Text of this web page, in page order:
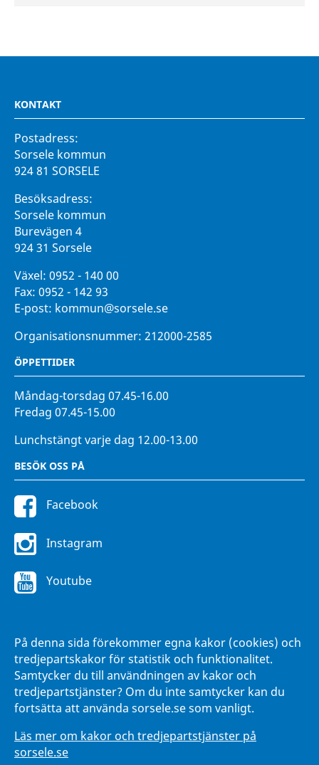
På denna sida förekommer egna kakor (cookies) och
tredjepartskakor för statistik och funktionalitet.
Samtycker du till användningen av kakor och
tredjepartstjänster? Om du inte samtycker kan du
fortsätta att använda sorsele.se som vanligt.
Läs mer om kakor och tredjepartstjänster på
sorsele.se
KONTAKT
Postadress:
Sorsele kommun
924 81 SORSELE
Besöksadress:
Sorsele kommun
Burevägen 4
924 31 Sorsele
Växel: 0952 - 140 00
Fax: 0952 - 142 93
E-post: kommun@sorsele.se
Organisationsnummer: 212000-2585
ÖPPETTIDER
Måndag-torsdag 07.45-16.00
Fredag 07.45-15.00
Lunchstängt varje dag 12.00-13.00
BESÖK OSS PÅ
Facebook
Instagram
Youtube
Intranätet Hänna